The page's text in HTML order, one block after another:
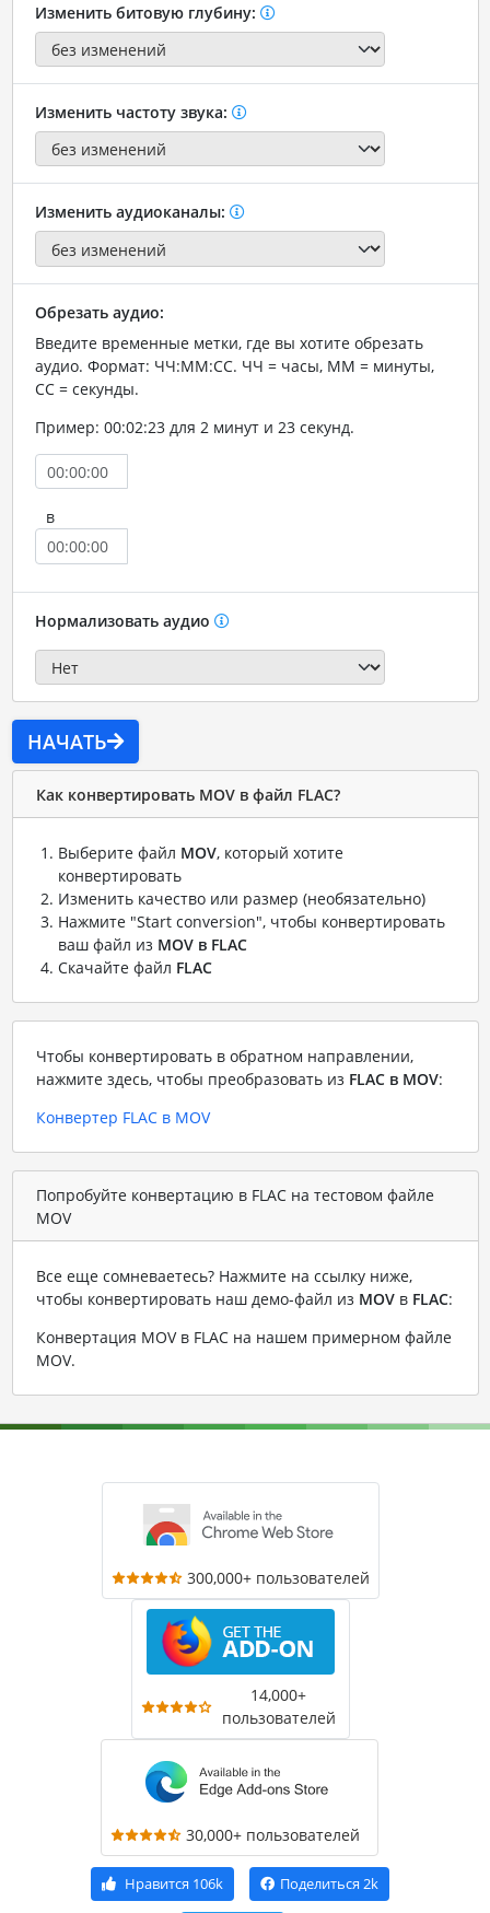
Изменить битовую глубину:
Изменить частоту звука:
Изменить аудиоканалы:
Обрезать аудио:
Введите временные метки, где вы хотите обрезать
аудио. Формат: ЧЧ:ММ:СС. ЧЧ = часы, ММ = минуты,
СС = секунды.
Пример: 00:02:23 для 2 минут и 23 секунд.
в
Нормализовать аудио
НАЧАТЬ
Как конвертировать MOV в файл FLAC?
Выберите файл MOV, который хотите
конвертировать
Изменить качество или размер (необязательно)
Нажмите "Start conversion", чтобы конвертировать
ваш файл из MOV в FLAC
Скачайте файл FLAC
Чтобы конвертировать в обратном направлении,
нажмите здесь, чтобы преобразовать из FLAC в MOV:
Конвертер FLAC в MOV
Попробуйте конвертацию в FLAC на тестовом файле
MOV
Все еще сомневаетесь? Нажмите на ссылку ниже,
чтобы конвертировать наш демо-файл из MOVв FLAC:
Конвертация MOV в FLAC на нашем примерном файле
MOV.
300,000+ пользователей
14,000+
пользователей
30,000+ пользователей
Нравится 106k Поделиться 2k